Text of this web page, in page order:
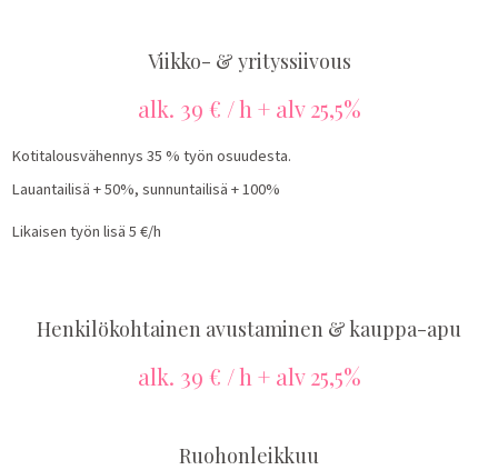
Viikko- & yrityssiivous
alk. 39 € / h + alv 25,5%
Kotitalousvähennys 35 % työn osuudesta.
Lauantailisä + 50%, sunnuntailisä + 100%
Likaisen työn lisä 5 €/h
Henkilökohtainen avustaminen & kauppa-apu
alk. 39 € / h + alv 25,5%
Ruohonleikkuu